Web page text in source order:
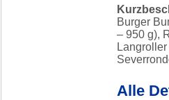
Burger
– 950 g),
Alle